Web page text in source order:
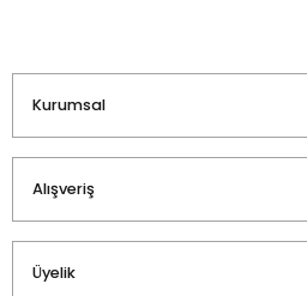
Kurumsal
Alışveriş
Üyelik